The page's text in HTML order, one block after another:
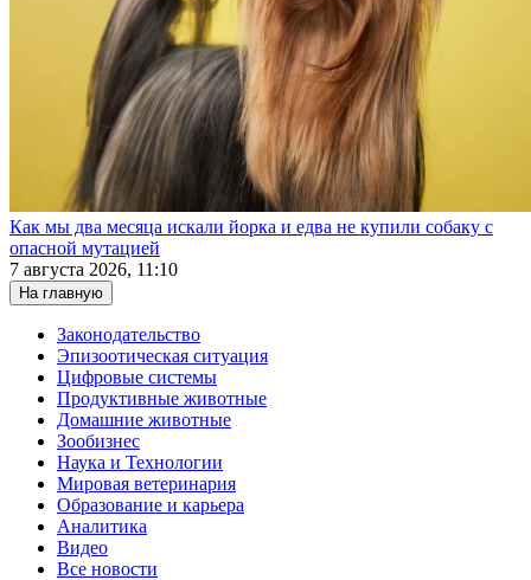
Как мы два месяца искали йорка и едва не купили собаку с
опасной мутацией
7 августа 2026, 11:10
На главную
Законодательство
Эпизоотическая ситуация
Цифровые системы
Продуктивные животные
Домашние животные
Зообизнес
Наука и Технологии
Мировая ветеринария
Образование и карьера
Аналитика
Видео
Все новости